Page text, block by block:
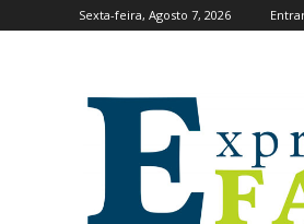
Sexta-feira, Agosto 7, 2026